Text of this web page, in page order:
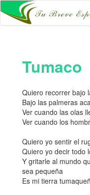
Tumaco
Quiero recorrer bajo
Bajo las palmeras
Ver cuando las olas
Ver cuando los
Quiero yo sentir el
Quiero yo decir todo
Y gritarle al mundo
sea pequeña
Es mi tierra